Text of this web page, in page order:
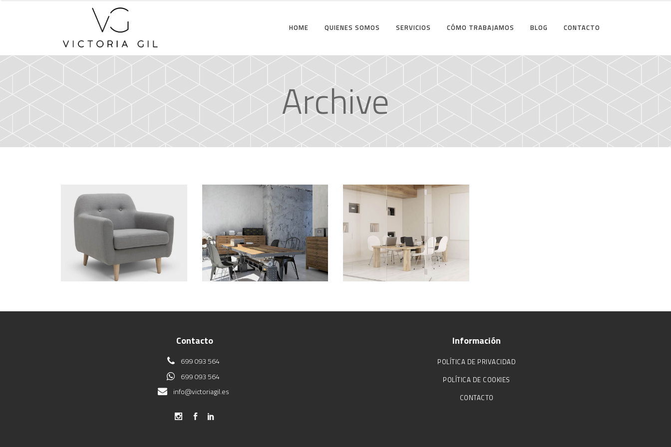
HOME QUIENES SOMOS SERVICIOS CÓMO TRABAJAMOS BLOG CONTACTO
Archive
Spectrum of Things
THE ROOM
Construction
LETTERS
Office
INFINITY
Contacto
699 093 564
699 093 564
info@victoriagil.es
Información
POLÍTICA DE PRIVACIDAD
POLÍTICA DE COOKIES
CONTACTO